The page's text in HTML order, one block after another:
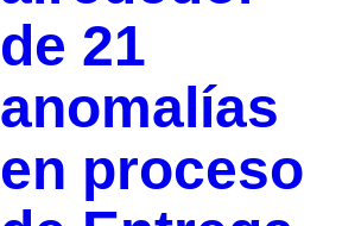
de 21
anomalías
en proceso